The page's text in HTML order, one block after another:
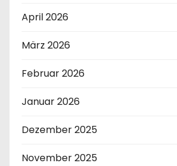
April 2026
März 2026
Februar 2026
Januar 2026
Dezember 2025
November 2025